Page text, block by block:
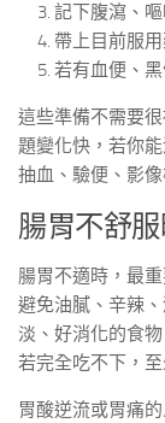
記下腹瀉、
帶上目前服
若有血便、
這些準備不需要
題變化快，若你
抽血、驗便、影像
腸胃不舒
腸胃不適時，最
避免油膩、辛辣
淡、好消化的食
若完全吃不下，
胃酸逆流或胃痛